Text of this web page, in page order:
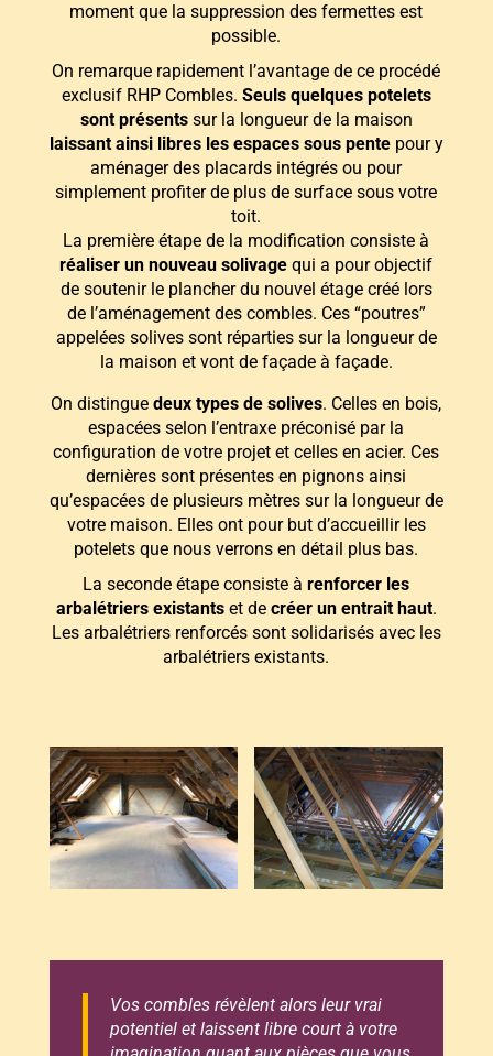
La première étape de la modification consiste à
réaliser un nouveau solivage qui a pour objectif
de soutenir le plancher du nouvel étage créé lors
de l’aménagement des combles. Ces “poutres”
appelées solives sont réparties sur la longueur de
la maison et vont de façade à façade.
On distinguedeux types de solives. Celles en bois,
espacées selon l’entraxe préconisé par la
configuration de votre projet et celles en acier. Ces
dernières sont présentes en pignons ainsi
qu’espacées de plusieurs mètres sur la longueur de
votre maison. Elles ont pour but d’accueillir les
potelets que nous verrons en détail plus bas.
La seconde étape consiste àrenforcer les
arbalétriers existantset de créer un entrait haut.
Les arbalétriers renforcés sont solidarisés avec les
arbalétriers existants.
moment que la suppression des fermettes est
possible.
On remarque rapidement l’avantage de ce procédé
exclusif RHP Combles. Seuls quelques potelets
sont présentssur la longueur de la maison
laissant ainsi libres les espaces sous pentepour y
aménager des placards intégrés ou pour
simplement profiter de plus de surface sous votre
toit.
Vos combles révèlent alors leur vrai
potentiel et laissent libre court à votre